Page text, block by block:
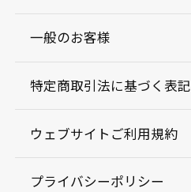
一般のお客様
特定商取引法に基づく表記
ウェブサイトご利用規約
プライバシーポリシー